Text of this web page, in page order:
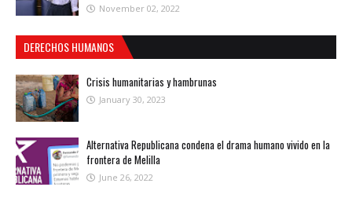
November 02, 2022
DERECHOS HUMANOS
Crisis humanitarias y hambrunas
January 30, 2023
Alternativa Republicana condena el drama humano vivido en la
frontera de Melilla
June 26, 2022